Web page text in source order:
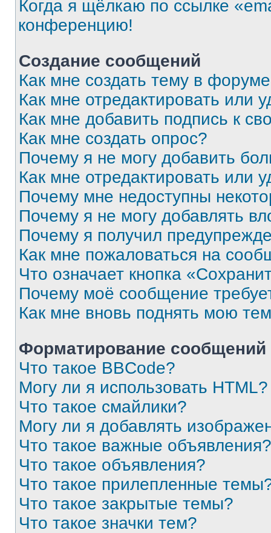
Когда я щёлкаю по ссылке
конференцию!
Создание сообщений
Как мне создать тему в
Как мне отредактировать или
Как мне добавить подпись к
Как мне создать опрос?
Почему я не могу добавить
Как мне отредактировать или
Почему мне недоступны
Почему я не могу добавлять
Почему я получил
Как мне пожаловаться на
Что означает кнопка
Почему моё сообщение
Как мне вновь поднять мою
Форматирование
Что такое BBCode?
Могу ли я использовать HTML?
Что такое смайлики?
Могу ли я добавлять
Что такое важные объявления?
Что такое объявления?
Что такое прилепленные
Что такое закрытые темы?
Что такое значки тем?